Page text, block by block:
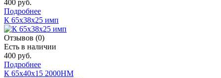
400 руб.
Подробнее
К 65х38х25 имп
Отзывов (0)
Есть в наличии
400 руб.
Подробнее
К 65х40х15 2000НМ